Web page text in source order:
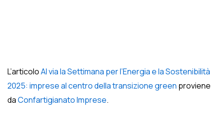
L’articoloAl via la Settimana per l’Energia e la Sostenibilità
2025: imprese al centro della transizione green proviene
daConfartigianato Imprese.